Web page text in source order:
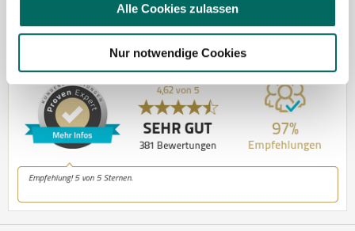
Alle Cookies zulassen
Nur notwendige Cookies
hallo@deutscher-apotheker-service.de